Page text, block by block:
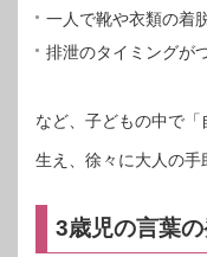
一人で靴や衣類の着
排泄のタイミングが
など、子どもの中で
生え、徐々に大人の手
3歳児の言葉